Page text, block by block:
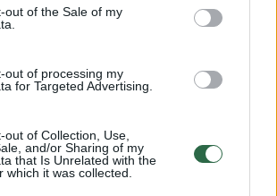
out of the Sale of my
out of processing my
for Targeted Advertising.
out of Collection, Use,
and/or Sharing of my
that Is Unrelated with the
which it was collected.
naujienas. O ten, jos žodžiais
Esą galima net kiaušinių
Turinti išsisaugojusi visą
patarimų.
į tokius paistymus? Klausėm,
nesiginčijom.